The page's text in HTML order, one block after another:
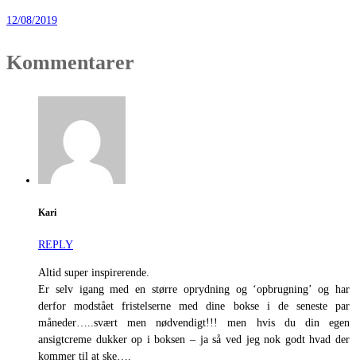
12/08/2019
Kommentarer
Kari
REPLY
Altid super inspirerende.
Er selv igang med en større oprydning og ‘opbrugning’ og har
derfor modstået fristelserne med dine bokse i de seneste par
måneder…..svært men nødvendigt!!! men hvis du din egen
ansigtcreme dukker op i boksen – ja så ved jeg nok godt hvad der
kommer til at ske….